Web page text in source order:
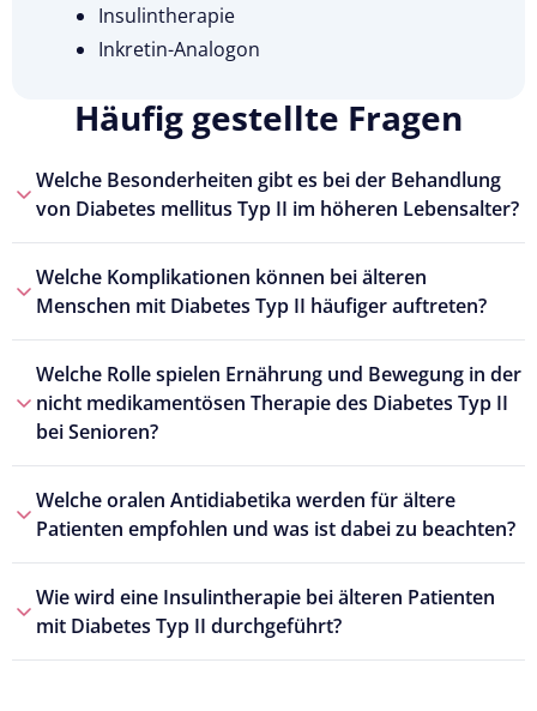
Insulintherapie
Inkretin-Analogon
Häufig gestellte Fragen
Welche Besonderheiten gibt es bei der Behandlung
von Diabetes mellitus Typ II im höheren Lebensalter?
Welche Komplikationen können bei älteren
Menschen mit Diabetes Typ II häufiger auftreten?
Welche Rolle spielen Ernährung und Bewegung in der
nicht medikamentösen Therapie des Diabetes Typ II
bei Senioren?
Welche oralen Antidiabetika werden für ältere
Patienten empfohlen und was ist dabei zu beachten?
Wie wird eine Insulintherapie bei älteren Patienten
mit Diabetes Typ II durchgeführt?